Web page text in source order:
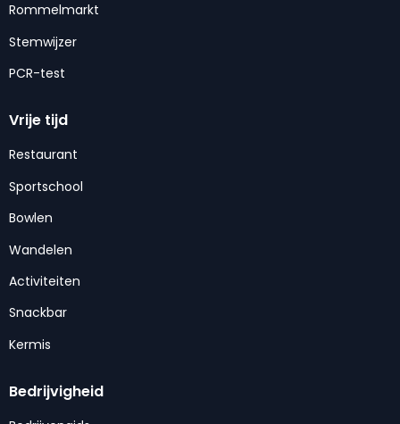
Rommelmarkt
Stemwijzer
PCR-test
Vrije tijd
Restaurant
Sportschool
Bowlen
Wandelen
Activiteiten
Snackbar
Kermis
Bedrijvigheid